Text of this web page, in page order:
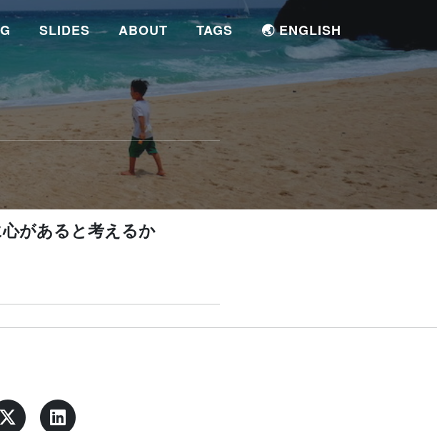
SLIDES ABOUT TAGS 🌏 ENGLISH
があると考えるか